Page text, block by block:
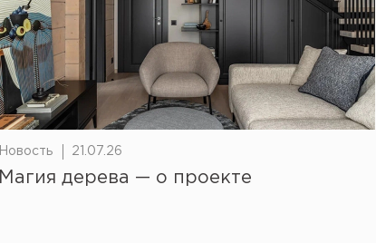
Новость 21.07.26
Магия дерева — о проекте